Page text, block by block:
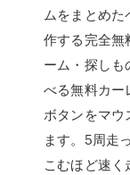
ムをまとめた
作する完全無
ーム・探し
べる無料カー
ボタンをマウ
ます。5周走
こむほど速く